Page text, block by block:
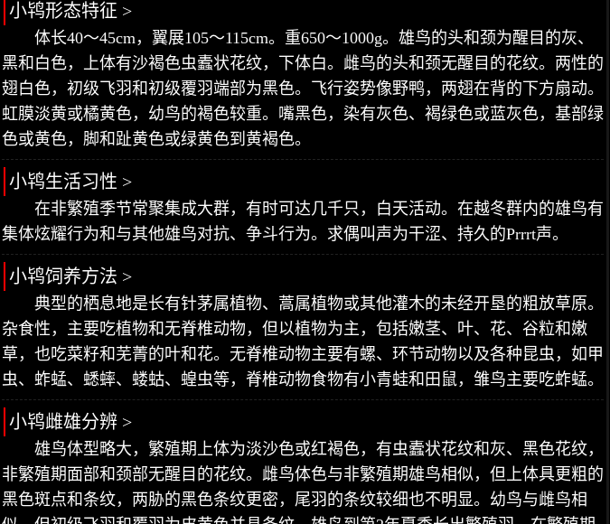
小鸨形态特征 >
体长40～45cm，翼展105～115cm。重650～1000g。雄鸟的头和颈为醒目的灰、
黑和白色，上体有沙褐色虫蠹状花纹，下体白。雌鸟的头和颈无醒目的花纹。两性的
翅白色，初级飞羽和初级覆羽端部为黑色。飞行姿势像野鸭，两翅在背的下方扇动。
虹膜淡黄或橘黄色，幼鸟的褐色较重。嘴黑色，染有灰色、褐绿色或蓝灰色，基部绿
色或黄色，脚和趾黄色或绿黄色到黄褐色。
小鸨生活习性 >
在非繁殖季节常聚集成大群，有时可达几千只，白天活动。在越冬群内的雄鸟有
集体炫耀行为和与其他雄鸟对抗、争斗行为。求偶叫声为干涩、持久的Prrrt声。
小鸨饲养方法 >
典型的栖息地是长有针茅属植物、蒿属植物或其他灌木的未经开垦的粗放草原。
杂食性，主要吃植物和无脊椎动物，但以植物为主，包括嫩茎、叶、花、谷粒和嫩
草，也吃菜籽和芜菁的叶和花。无脊椎动物主要有螺、环节动物以及各种昆虫，如甲
虫、蚱蜢、蟋蟀、蝼蛄、蝗虫等，脊椎动物食物有小青蛙和田鼠，雏鸟主要吃蚱蜢。
小鸨雌雄分辨 >
雄鸟体型略大，繁殖期上体为淡沙色或红褐色，有虫蠹状花纹和灰、黑色花纹，
非繁殖期面部和颈部无醒目的花纹。雌鸟体色与非繁殖期雄鸟相似，但上体具更粗的
黑色斑点和条纹，两胁的黑色条纹更密，尾羽的条纹较细也不明显。幼鸟与雌鸟相